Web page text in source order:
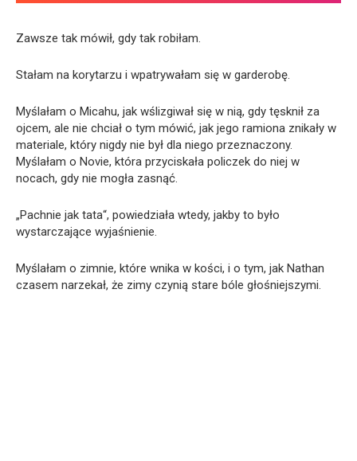
Zawsze tak mówił, gdy tak robiłam.
Stałam na korytarzu i wpatrywałam się w garderobę.
Myślałam o Micahu, jak wślizgiwał się w nią, gdy tęsknił za
ojcem, ale nie chciał o tym mówić, jak jego ramiona znikały w
materiale, który nigdy nie był dla niego przeznaczony.
Myślałam o Novie, która przyciskała policzek do niej w
nocach, gdy nie mogła zasnąć.
„Pachnie jak tata“, powiedziała wtedy, jakby to było
wystarczające wyjaśnienie.
Myślałam o zimnie, które wnika w kości, i o tym, jak Nathan
czasem narzekał, że zimy czynią stare bóle głośniejszymi.